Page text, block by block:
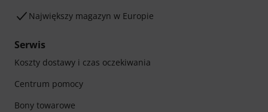
Największy magazyn w Europie
Serwis
Koszty dostawy i czas oczekiwania
Centrum pomocy
Bony towarowe